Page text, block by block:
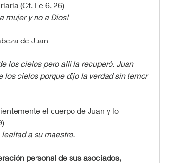
(Cf. Lc 6, 26)
mujer y no a Dios!
de Juan
los cielos pero allí la recuperó. Juan
los cielos porque dijo la verdad sin temor
el cuerpo de Juan y lo
a su maestro.
personal de sus asociados,